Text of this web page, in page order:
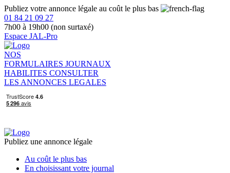
Publiez votre annonce légale au coût le plus bas
01 84 21 09 27
7h00 à 19h00 (non surtaxé)
Espace JAL-Pro
NOS
FORMULAIRES JOURNAUX
HABILITES CONSULTER
LES ANNONCES LEGALES
Publiez une annonce légale
Au coût le plus bas
En choisissant votre journal